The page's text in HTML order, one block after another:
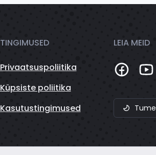
TINGIMUSED
Privaatsuspoliitika
Küpsiste poliitika
Kasutustingimused
LEIA MEID
Tume